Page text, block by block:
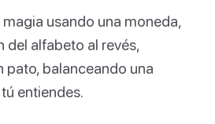
usando una moneda,
del alfabeto al revés,
pato, balanceando una
entiendes.